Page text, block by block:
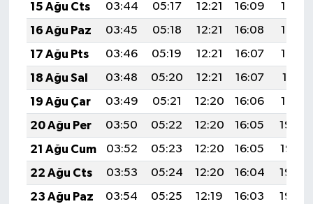
15 Ağu Cts
03:44 05:17 12:21 16:09
19:15
16 Ağu Paz
03:45 05:18 12:21 16:08
19:14
17 Ağu Pts
03:46 05:19 12:21 16:07
19:13
18 Ağu Sal
03:48 05:20 12:21 16:07
19:11
19 Ağu Çar
03:49 05:21 12:20 16:06
19:10
20 Ağu Per
03:50 05:22 12:20 16:05
19:09
21 Ağu Cum
03:52 05:23 12:20 16:05
19:07
22 Ağu Cts
03:53 05:24 12:20 16:04
19:06
23 Ağu Paz
03:54 05:25 12:19 16:03
19:04